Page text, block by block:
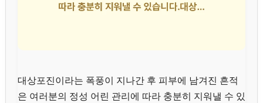
대상포진이라는 폭풍이 지나간 후 피부에 남겨진 흔적
은 여러분의 정성 어린 관리에 따라 충분히 지워낼 수 있